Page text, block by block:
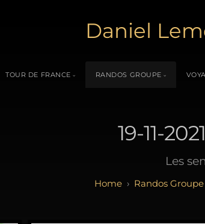
Daniel
TOUR DE FRANCE RANDOS GROUPE
19-11-
Les
Randos Groupe